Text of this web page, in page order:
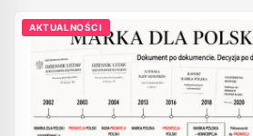
AKTUALNOŚCI